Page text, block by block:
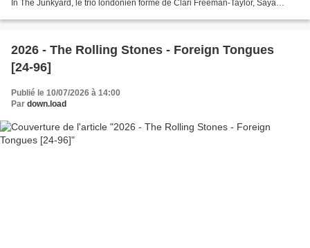
In The Junkyard, le trio londonien formé de Clari Freeman-Taylor, Saya
2026 - The Rolling Stones - Foreign Tongues
[24-96]
Publié le 10/07/2026 à 14:00
Par down.load